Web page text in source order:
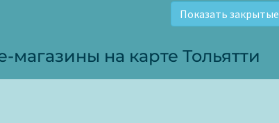
Показать закрытые
магазины на карте Тольятти